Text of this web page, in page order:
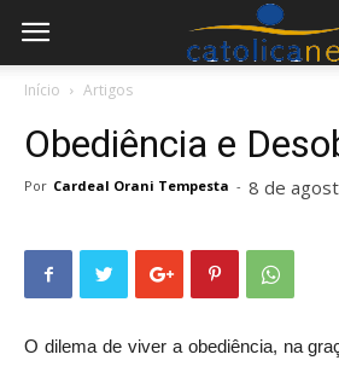
Início Artigos
Obediência e
Por Cardeal Orani Tempesta - 8 de
O dilema de viver a obediência, na